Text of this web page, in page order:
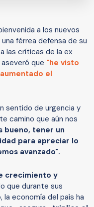
a los nuevos
férrea defensa de su
las críticas de la ex
que "he visto
el
sentido de urgencia y
camino que aún nos
bueno, tener un
para apreciar lo
avanzado".
crecimiento y
que durante sus
economía del país ha